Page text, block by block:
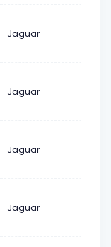
Jaguar
Jaguar
Jaguar
Jaguar